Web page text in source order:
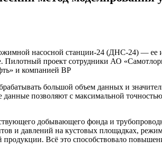
насосной станции-24 (ДНС-24) — ее
проект сотрудники АО
и компанией BP
большой объем данных и
позволяют с максимальной
добывающего фонда и
и давлений на кустовых площадках,
продукции. Всё это способствовало